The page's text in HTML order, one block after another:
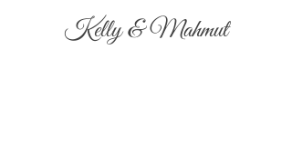
Kelly & Mahmut